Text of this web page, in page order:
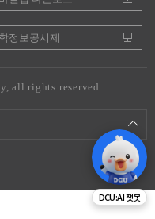
정보공시제
all rights reserved.
DCU:AI 챗봇